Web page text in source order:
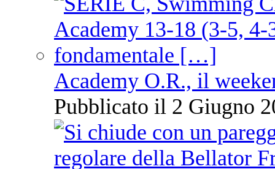
Academy O.R., il
Pubblicato il 2 Giugno